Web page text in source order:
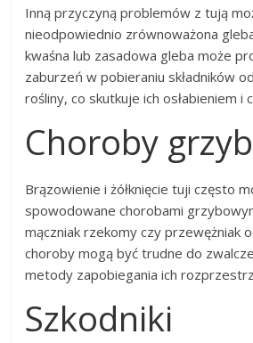
Inną przyczyną problemów z tują
nieodpowiednio zrównoważona
kwaśna lub zasadowa gleba może
zaburzeń w pobieraniu składników
rośliny, co skutkuje ich osłabieniem i
Choroby
Brązowienie i żółknięcie tuji często
spowodowane chorobami
mączniak rzekomy czy przewężniak
choroby mogą być trudne do
metody zapobiegania ich
Szkodniki